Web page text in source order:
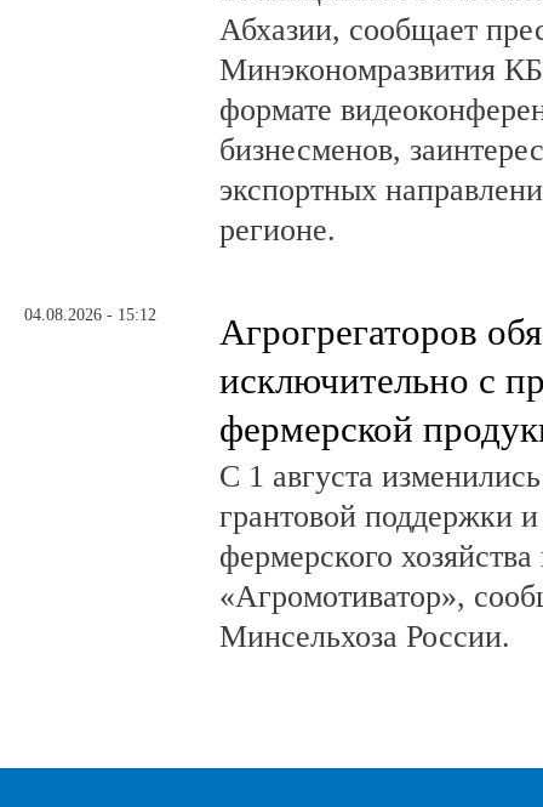
Абхазии, сообщает
Минэкономразвития
формате
бизнесменов,
экспортных
регионе.
04.08.2026 - 15:12
Агрогрегаторов
исключительно с
фермерской
С 1 августа
грантовой поддержки
фермерского хозяйства
«Агромотиватор»,
Минсельхоза России.